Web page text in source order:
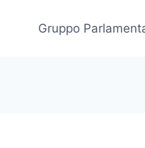
Gruppo